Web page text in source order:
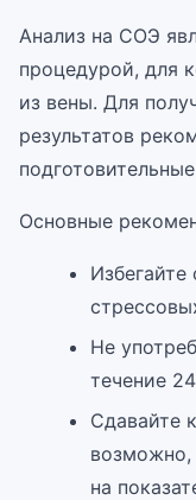
Анализ на СОЭ
процедурой, для
из вены. Для
результатов
Основные
Избегайте
Не
течение
Сдавайте
возможно,
на